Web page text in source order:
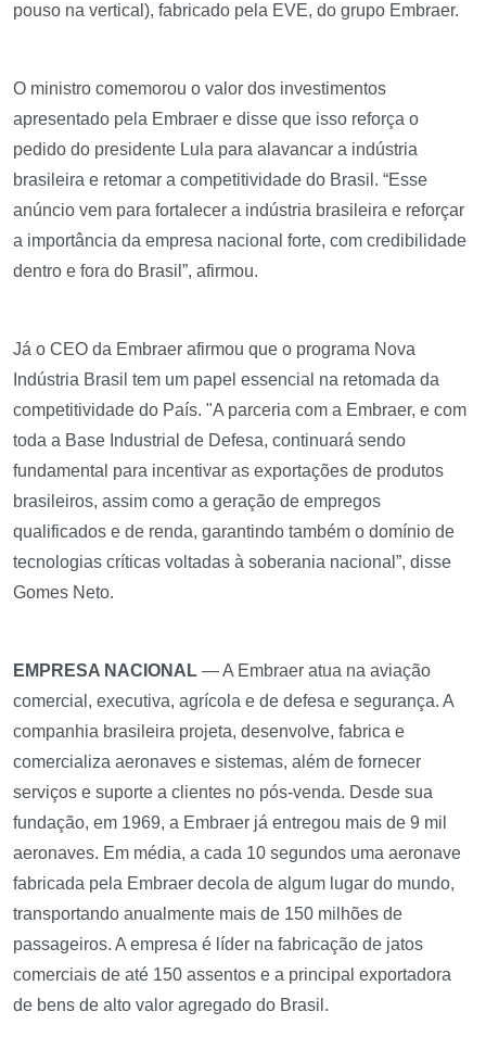
pouso na vertical), fabricado pela EVE, do grupo Embraer.
O ministro comemorou o valor dos investimentos
apresentado pela Embraer e disse que isso reforça o
pedido do presidente Lula para alavancar a indústria
brasileira e retomar a competitividade do Brasil. “Esse
anúncio vem para fortalecer a indústria brasileira e reforçar
a importância da empresa nacional forte, com credibilidade
dentro e fora do Brasil”, afirmou.
Já o CEO da Embraer afirmou que o programa Nova
Indústria Brasil tem um papel essencial na retomada da
competitividade do País. "A parceria com a Embraer, e com
toda a Base Industrial de Defesa, continuará sendo
fundamental para incentivar as exportações de produtos
brasileiros, assim como a geração de empregos
qualificados e de renda, garantindo também o domínio de
tecnologias críticas voltadas à soberania nacional”, disse
Gomes Neto.
EMPRESA NACIONAL — A Embraer atua na aviação
comercial, executiva, agrícola e de defesa e segurança. A
companhia brasileira projeta, desenvolve, fabrica e
comercializa aeronaves e sistemas, além de fornecer
serviços e suporte a clientes no pós-venda. Desde sua
fundação, em 1969, a Embraer já entregou mais de 9 mil
aeronaves. Em média, a cada 10 segundos uma aeronave
fabricada pela Embraer decola de algum lugar do mundo,
transportando anualmente mais de 150 milhões de
passageiros. A empresa é líder na fabricação de jatos
comerciais de até 150 assentos e a principal exportadora
de bens de alto valor agregado do Brasil.